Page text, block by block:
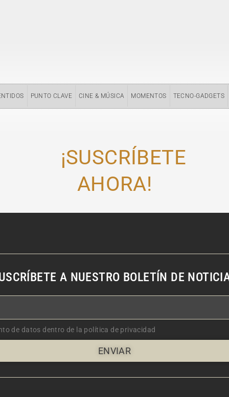
PUNTO CLAVE CINE & MÚSICA MOMENTOS TECNO-GADGETS
¡SUSCRÍBETE
AHORA!
A NUESTRO BOLETÍN DE
de datos dentro de la política de privacidad
ENVIAR